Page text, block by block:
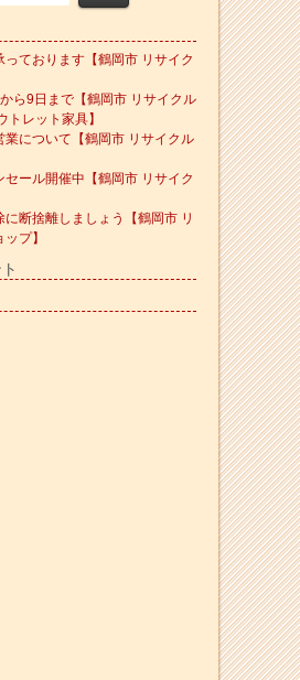
っております【鶴岡市 リサイク
ら9日まで【鶴岡市 リサイクル
トレット家具】
業について【鶴岡市 リサイクル
セール開催中【鶴岡市 リサイク
に断捨離しましょう【鶴岡市 リ
プ】